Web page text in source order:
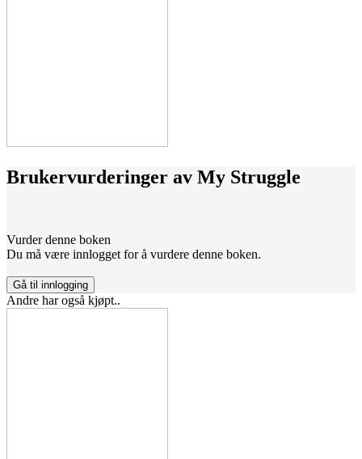
Brukervurderinger av My Struggle
Vurder denne boken
Du må være innlogget for å vurdere denne boken.
Gå til innlogging
Andre har også kjøpt..